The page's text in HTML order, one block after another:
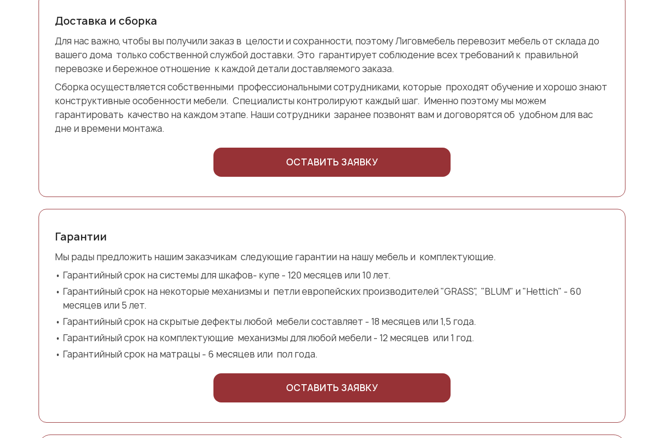
Доставка и сборка
Для нас важно, чтобы вы получили заказ в целости и сохранности, поэтому Лиговмебель перевозит мебель от склада до
вашего дома только собственной службой доставки. Это гарантирует соблюдение всех требований к правильной
перевозке и бережное отношение к каждой детали доставляемого заказа.
Сборка осуществляется собственными профессиональными сотрудниками, которые проходят обучение и хорошо знают
конструктивные особенности мебели. Специалисты контролируют каждый шаг. Именно поэтому мы можем
гарантировать качество на каждом этапе. Наши сотрудники заранее позвонят вам и договорятся об удобном для вас
дне и времени монтажа.
ОСТАВИТЬ ЗАЯВКУ
Гарантии
Мы рады предложить нашим заказчикам следующие гарантии на нашу мебель и комплектующие.
Гарантийный срок на системы для шкафов- купе - 120 месяцев или 10 лет.
Гарантийный срок на некоторые механизмы и петли европейских производителей "GRASS", "BLUM" и "Hettich" - 60
месяцев или 5 лет.
Гарантийный срок на скрытые дефекты любой мебели составляет - 18 месяцев или 1,5 года.
Гарантийный срок на комплектующие механизмы для любой мебели - 12 месяцев или 1 год.
Гарантийный срок на матрацы - 6 месяцев или пол года.
ОСТАВИТЬ ЗАЯВКУ